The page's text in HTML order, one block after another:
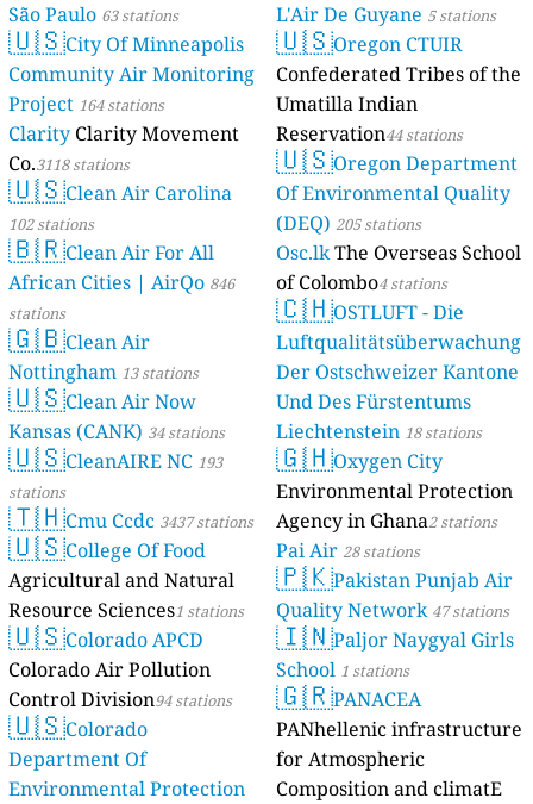
São Paulo 63 stations
🇺🇸City Of Minneapolis
Community Air Monitoring
Project 164 stations
Clarity Clarity Movement
Co.3118 stations
🇺🇸Clean Air Carolina
102 stations
🇧🇷Clean Air For All
African Cities | AirQo 846
stations
🇬🇧Clean Air
Nottingham 13 stations
🇺🇸Clean Air Now
Kansas (CANK) 34 stations
🇺🇸CleanAIRE NC 193
stations
🇹🇭Cmu Ccdc 3437 stations
🇺🇸College Of Food
Agricultural and Natural
Resource Sciences1 stations
🇺🇸Colorado APCD
Colorado Air Pollution
Control Division94 stations
🇺🇸Colorado
Department Of
Environmental Protection
L'Air De Guyane 5 stations
🇺🇸Oregon CTUIR
Confederated Tribes of the
Umatilla Indian
Reservation44 stations
🇺🇸Oregon Department
Of Environmental Quality
(DEQ) 205 stations
Osc.lkThe Overseas School
of Colombo4 stations
🇨🇭OSTLUFT - Die
Luftqualitätsüberwachung
Der Ostschweizer Kantone
Und Des Fürstentums
Liechtenstein 18 stations
🇬🇭Oxygen City
Environmental Protection
Agency in Ghana2 stations
Pai Air 28 stations
🇵🇰Pakistan Punjab Air
Quality Network 47 stations
🇮🇳Paljor Naygyal Girls
School 1 stations
🇬🇷PANACEA
PANhellenic infrastructure
for Atmospheric
Composition and climatE